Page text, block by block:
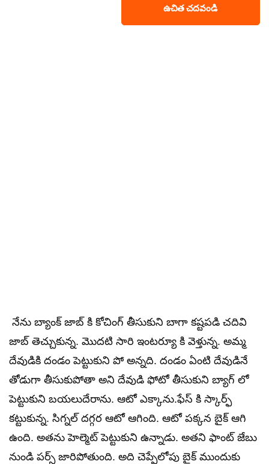
ఉచిత చదవండి
నేను బ్యాంక్ జాబ్ కి కోచింగ్ తీసుకుని బాగా కష్టపడి చదివి
జాబ్ తెచ్చుకున్న. మొదటి సారి ఇంటర్యూ కి వెళ్తున్న. అమ్మ
దేవుడికి దండం పెట్టుకుని పో అన్నది. దండం ఏంటి దేవుడినే
తోడుగా తీసుకుపోతా అని దేవుడి ఫోటో తీసుకుని బ్యాగ్ లో
పెట్టుకుని బయలుదేరాను. ఆటో ఎక్కాను.ఫేస్ కి స్కార్ఫ్
కట్టుకున్న. సిగ్నల్ దగ్గర ఆటో ఆగింది. ఆటో పక్కన బైక్ ఆగి
ఉంది. అతను హెల్మెట్ పెట్టుకుని ఉన్నాడు. అతని ఫాంట్ జేబు
నుండి పర్స్ జారిపోతుంది. అది చెప్పేలోపు బైక్ ముందుకు